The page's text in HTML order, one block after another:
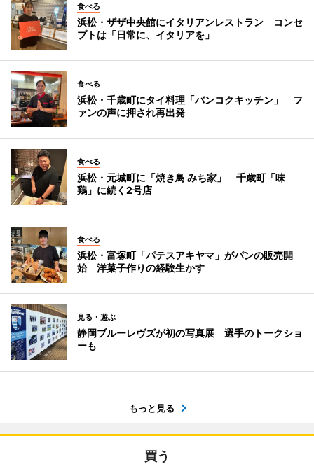
食べる
浜松・ザザ中央館にイタリアンレストラン コンセ
プトは「日常に、イタリアを」
食べる
浜松・千歳町にタイ料理「バンコクキッチン」 フ
ァンの声に押され再出発
食べる
浜松・元城町に「焼き鳥 みち家」 千歳町「味
鶏」に続く2号店
食べる
浜松・富塚町「パテスアキヤマ」がパンの販売開
始 洋菓子作りの経験生かす
見る・遊ぶ
静岡ブルーレヴズが初の写真展 選手のトークショ
ーも
もっと見る
買う